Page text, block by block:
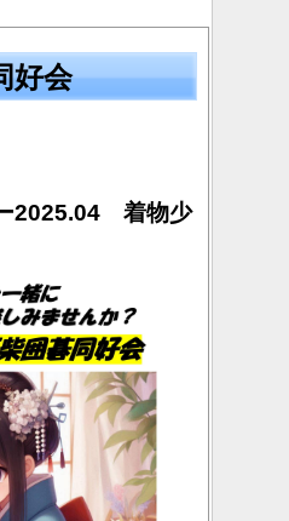
好会
2025.04 着物少